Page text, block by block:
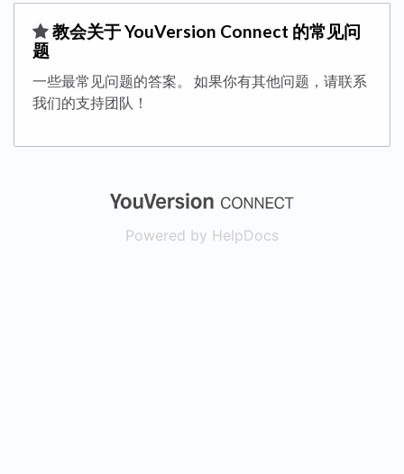
​教会关于 YouVersion Connect 的常见问
题
一些最常见问题的答案。 如果你有其他问题，请联系
我们的支持团队！
(opens in a
Powered by HelpDocs